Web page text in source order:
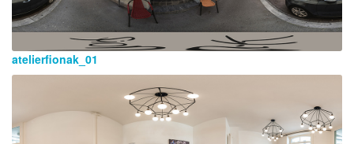
atelierfionak_01